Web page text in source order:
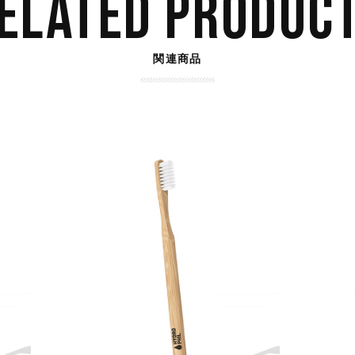
関連商品